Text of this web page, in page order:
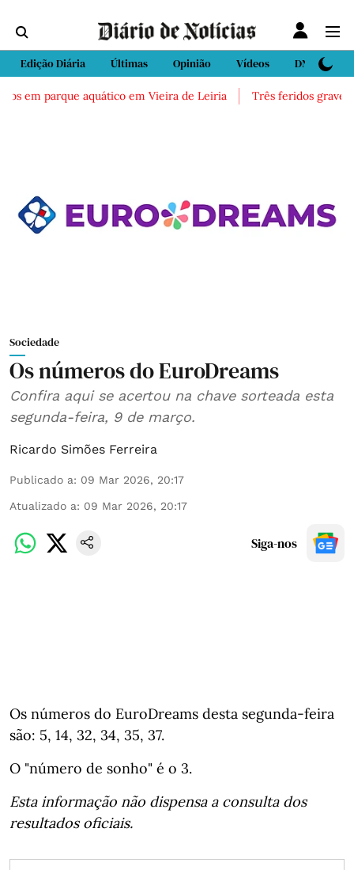
Edição Diária Últimas Opinião Vídeos DN Sport
em parque aquático em Vieira de Leiria Três feridos graves
Sociedade
Os números do EuroDreams
Confira aqui se acertou na chave sorteada esta
segunda-feira, 9 de março.
Ricardo Simões Ferreira
Publicado a: 09 Mar 2026, 20:17
Atualizado a: 09 Mar 2026, 20:17
Siga-nos
Os números do EuroDreams desta segunda-feira
são: 5, 14, 32, 34, 35, 37.
O "número de sonho" é o 3.
Esta informação não dispensa a consulta dos
resultados oficiais.